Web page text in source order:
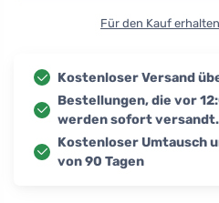
Für den Kauf
Kostenloser Versand
Bestellungen, die vor
werden sofort versandt.
Kostenloser Umtausch
von 90 Tagen